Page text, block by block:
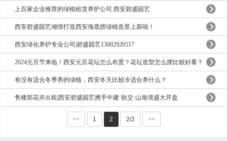
上百家企业推荐的绿植租赁养护公司 西安碧盛园艺
西安碧盛园艺倾情打造西安海底捞绿植造景上新啦！
西安绿化养护专业公司|碧盛园艺13002920517
2024元旦节来临！西安元旦花坛怎么布置？花坛造型怎么摆比较好看？
有没有适合冬季养的绿植，西安冬天比较冷适合养什么？
售楼部花卉出租|西安碧盛园艺携手中建·轨交·山海境盛大开盘
<< 1 2 2/2 >>